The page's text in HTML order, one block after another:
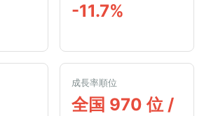
-11.7%
成長率順位
全国 970 位 /